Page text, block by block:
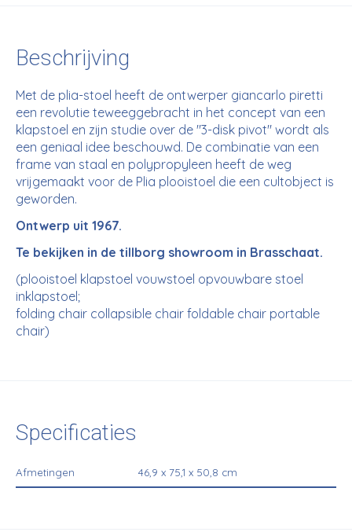
Beschrijving
Met de plia-stoel heeft de ontwerper giancarlo piretti
een revolutie teweeggebracht in het concept van een
klapstoel en zijn studie over de "3-disk pivot" wordt als
een geniaal idee beschouwd. De combinatie van een
frame van staal en polypropyleen heeft de weg
vrijgemaakt voor de Plia plooistoel die een cultobject is
geworden.
Ontwerp uit 1967.
Te bekijken in de tillborg showroom in Brasschaat.
(plooistoel klapstoel vouwstoel opvouwbare stoel
inklapstoel;
folding chair collapsible chair foldable chair portable
chair)
Specificaties
Afmetingen 46,9 x 75,1 x 50,8 cm